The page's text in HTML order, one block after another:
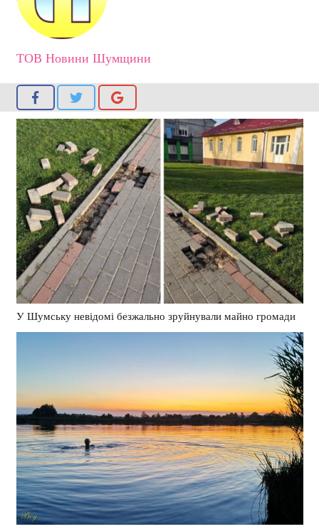
ТОВ Новини Шумщини
У Шумську невідомі безжально зруйнували майно громади